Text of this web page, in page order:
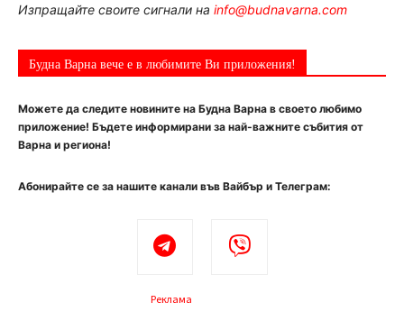
Изпращайте своите сигнали на info@budnavarna.com
Будна Варна вече е в любимите Ви приложения!
Можете да следите новините на Будна Варна в своето любимо
приложение! Бъдете информирани за най-важните събития от
Варна и региона!
Абонирайте се за нашите канали във Вайбър и Телеграм:
Реклама